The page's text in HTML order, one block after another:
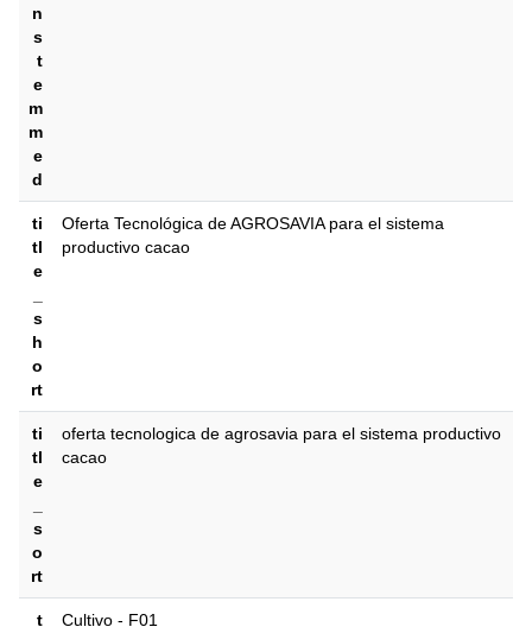
n
s
t
e
m
m
e
d
ti
tl
e
s
h
o
rt
Oferta Tecnológica de AGROSAVIA para el sistema
productivo cacao
ti
tl
e
s
o
rt
oferta tecnologica de agrosavia para el sistema productivo
cacao
t
Cultivo - F01